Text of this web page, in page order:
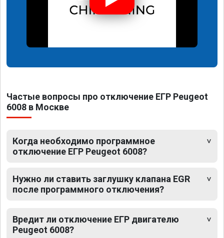
Частые вопросы про отключение ЕГР Peugeot
6008 в Москве
Когда необходимо программное
отключение ЕГР Peugeot 6008?
Нужно ли ставить заглушку клапана EGR
после программного отключения?
Вредит ли отключение ЕГР двигателю
Peugeot 6008?